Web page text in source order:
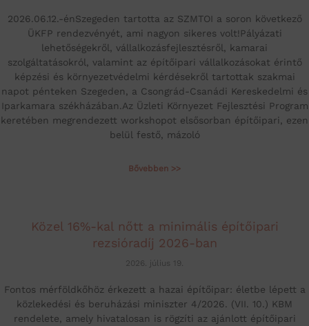
2026.06.12.-énSzegeden tartotta az SZMTOI a soron következő
ÜKFP rendezvényét, ami nagyon sikeres volt!Pályázati
lehetőségekről, vállalkozásfejlesztésről, kamarai
szolgáltatásokról, valamint az építőipari vállalkozásokat érintő
képzési és környezetvédelmi kérdésekről tartottak szakmai
napot pénteken Szegeden, a Csongrád-Csanádi Kereskedelmi és
Iparkamara székházában.Az Üzleti Környezet Fejlesztési Program
keretében megrendezett workshopot elsősorban építőipari, ezen
belül festő, mázoló
Bővebben >>
Közel 16%-kal nőtt a minimális építőipari
rezsióradíj 2026-ban
2026. július 19.
Fontos mérföldkőhöz érkezett a hazai építőipar: életbe lépett a
közlekedési és beruházási miniszter 4/2026. (VII. 10.) KBM
rendelete, amely hivatalosan is rögzíti az ajánlott építőipari